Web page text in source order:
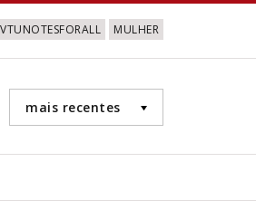
VTUNOTESFORALL MULHER
mais recentes